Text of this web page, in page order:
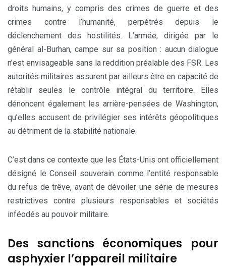
droits humains, y compris des crimes de guerre et des
crimes contre l’humanité, perpétrés depuis le
déclenchement des hostilités. L’armée, dirigée par le
général al-Burhan, campe sur sa position : aucun dialogue
n’est envisageable sans la reddition préalable des FSR. Les
autorités militaires assurent par ailleurs être en capacité de
rétablir seules le contrôle intégral du territoire. Elles
dénoncent également les arrière-pensées de Washington,
qu’elles accusent de privilégier ses intérêts géopolitiques
au détriment de la stabilité nationale.
C’est dans ce contexte que les États-Unis ont officiellement
désigné le Conseil souverain comme l’entité responsable
du refus de trêve, avant de dévoiler une série de mesures
restrictives contre plusieurs responsables et sociétés
inféodés au pouvoir militaire.
Des sanctions économiques pour
asphyxier l’appareil militaire